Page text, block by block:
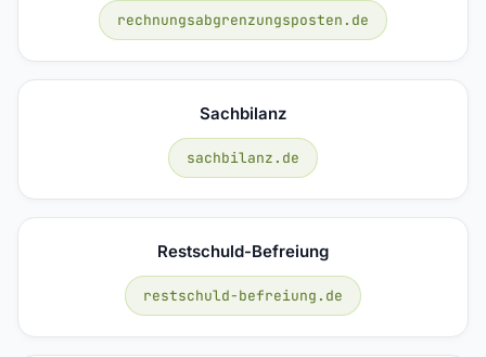
rechnungsabgrenzungsposten.de
Sachbilanz
sachbilanz.de
Restschuld-Befreiung
restschuld-befreiung.de